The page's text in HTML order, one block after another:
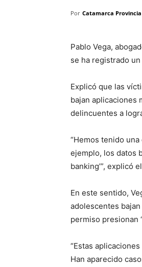
Por Catamarca Provincia
Pablo Vega,
se ha registrado
Explicó que las
bajan aplicaciones
delincuentes a
“Hemos tenido
ejemplo, los datos
banking’”, explicó
En este sentido,
adolescentes
permiso presionan
“Estas
Han aparecido